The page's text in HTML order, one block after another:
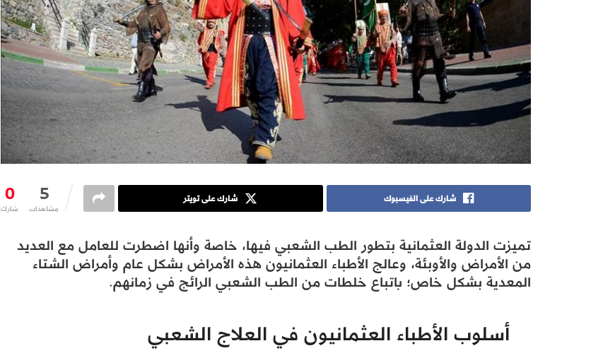
0
شارك 5
مشاهدات
شارك على الفيسبوك شارك على تويتر
تميزت الدولة العثمانية بتطور الطب الشعبي فيها، خاصة وأنها اضطرت للعامل مع العديد
من الأمراض والأوبئة، وعالج الأطباء العثمانيون هذه الأمراض بشكل عام وأمراض الشتاء
المعدية بشكل خاص؛ باتباع خلطات من الطب الشعبي الرائج في زمانهم.
أسلوب الأطباء العثمانيون في العلاج الشعبي